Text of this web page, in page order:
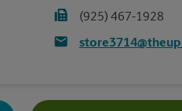
(925) 467-1928